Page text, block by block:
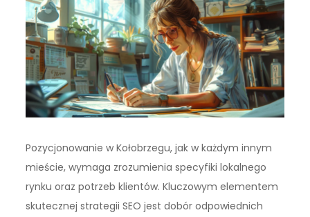
Pozycjonowanie w Kołobrzegu, jak w każdym innym
mieście, wymaga zrozumienia specyfiki lokalnego
rynku oraz potrzeb klientów. Kluczowym elementem
skutecznej strategii SEO jest dobór odpowiednich